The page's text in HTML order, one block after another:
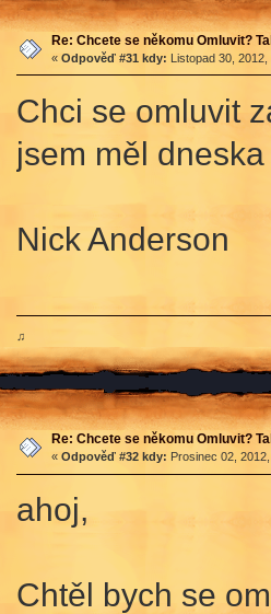
Re: Chcete se někomu Omluvit?
« Odpověď #31 kdy: Listopad 30,
Chci se omluvit
jsem měl
Nick Anderson
♫
Re: Chcete se někomu Omluvit?
« Odpověď #32 kdy: Prosinec 02,
ahoj,
Chtěl bych se